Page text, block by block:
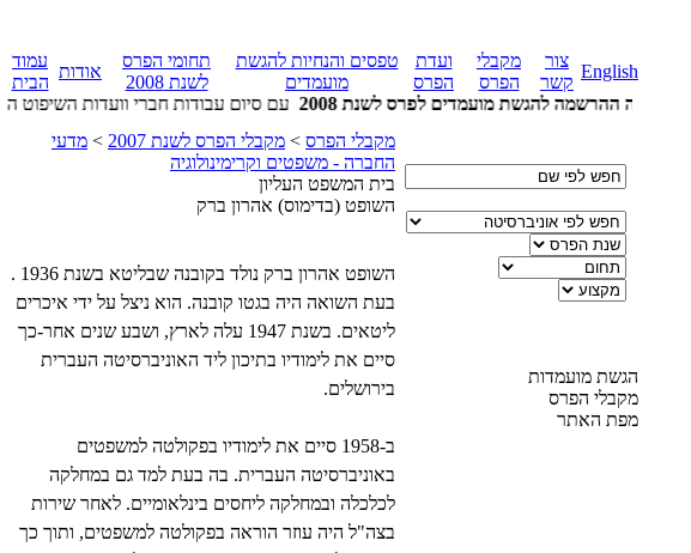
עמוד
הבית
אודות
תחומי הפרס
לשנת 2008
טפסים והנחיות להגשת
מועמדים
ועדת
הפרס
מקבלי
הפרס
צור
קשר
English
הסתיימה ההרשמה להגשת מועמדים לפרס לשנת 2008
הגשת מועמדות
מקבלי הפרס
מפת האתר
מקבלי הפרס > מקבלי הפרס לשנת 2007 > מדעי
החברה - משפטים וקרימינולוגיה
בית המשפט העליון
השופט (בדימוס) אהרון ברק
השופט אהרון ברק
נולד בקובנה שבליטא בשנת 1936 .
בעת השואה היה בגטו קובנה. הוא ניצל על ידי איכרים
ליטאים. בשנת 1947 עלה לארץ, ושבע שנים אחר-כך
סיים את לימודיו בתיכון ליד האוניברסיטה העברית
בירושלים.
ב-1958 סיים את לימודיו בפקולטה למשפטים
באוניברסיטה העברית. בה בעת למד גם במחלקה
לכלכלה ובמחלקה ליחסים בינלאומיים. לאחר שירות
בצה"ל היה עוזר הוראה בפקולטה למשפטים, ותוך כך